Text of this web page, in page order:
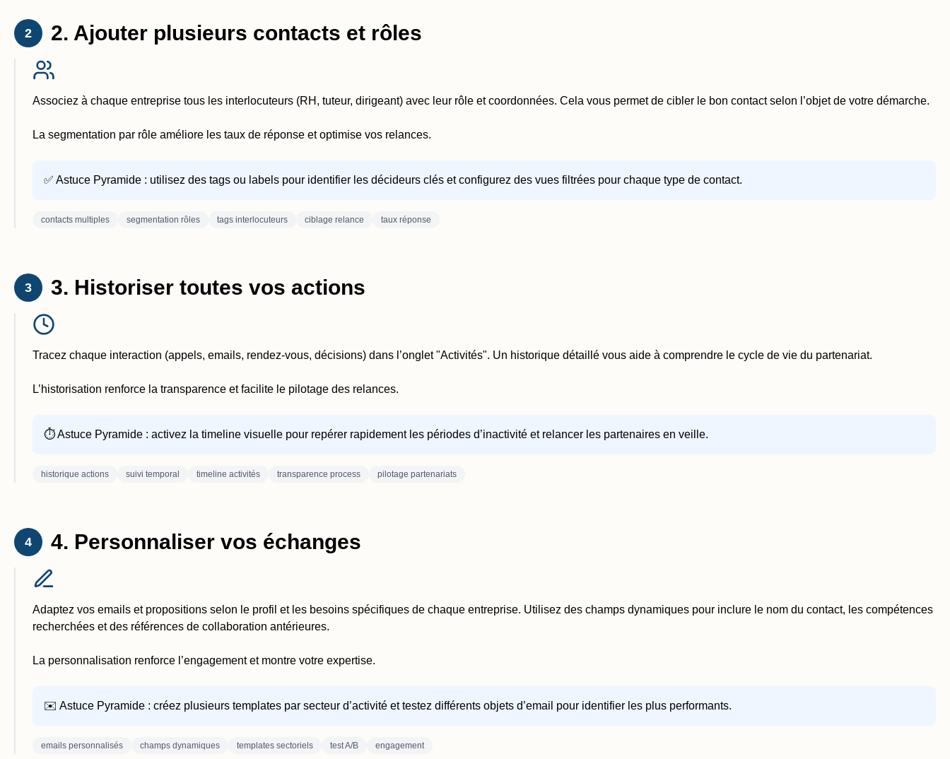
2 2. Ajouter plusieurs contacts et rôles
Associez à chaque entreprise tous les interlocuteurs (RH, tuteur, dirigeant) avec leur rôle et coordonnées. Cela vous permet de cibler le bon contact selon l’objet de votre démarche.
La segmentation par rôle améliore les taux de réponse et optimise vos relances.
✅ Astuce Pyramide : utilisez des tags ou labels pour identifier les décideurs clés et configurez des vues filtrées pour chaque type de contact.
contacts multiples segmentation rôles tags interlocuteurs ciblage relance taux réponse
3 3. Historiser toutes vos actions
Tracez chaque interaction (appels, emails, rendez-vous, décisions) dans l’onglet "Activités". Un historique détaillé vous aide à comprendre le cycle de vie du partenariat.
L’historisation renforce la transparence et facilite le pilotage des relances.
⏱️ Astuce Pyramide : activez la timeline visuelle pour repérer rapidement les périodes d’inactivité et relancer les partenaires en veille.
historique actions suivi temporal timeline activités transparence process pilotage partenariats
4 4. Personnaliser vos échanges
Adaptez vos emails et propositions selon le profil et les besoins spécifiques de chaque entreprise. Utilisez des champs dynamiques pour inclure le nom du contact, les compétences
recherchées et des références de collaboration antérieures.
La personnalisation renforce l’engagement et montre votre expertise.
✉️ Astuce Pyramide : créez plusieurs templates par secteur d’activité et testez différents objets d’email pour identifier les plus performants.
emails personnalisés champs dynamiques templates sectoriels test A/B engagement